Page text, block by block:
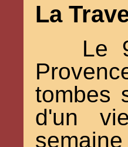
La
Le
tombes
d'un